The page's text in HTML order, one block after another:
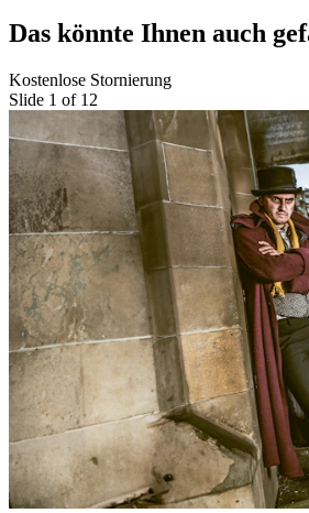
Das könnte Ihnen auch
Kostenlose Stornierung
Slide 1 of 12